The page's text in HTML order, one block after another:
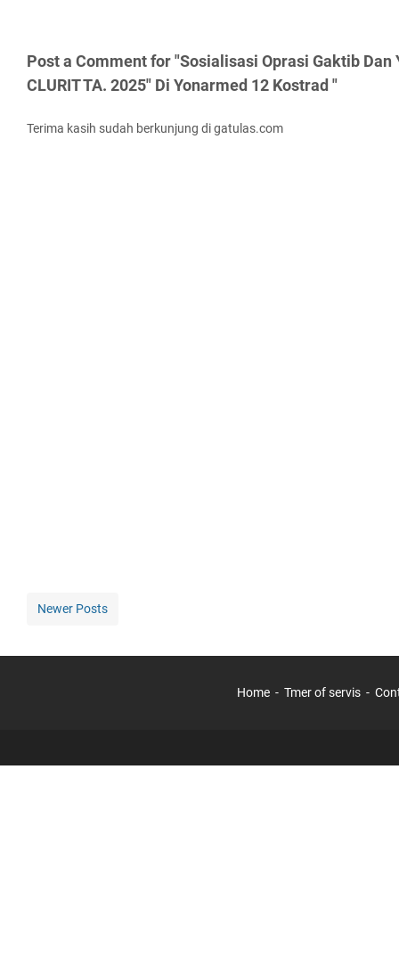
Post a Comment for "Sosialisasi Oprasi Gaktib Dan
CLURIT TA. 2025" Di Yonarmed 12 Kostrad "
Terima kasih sudah berkunjung di gatulas.com
Newer Posts
Home Tmer of servis